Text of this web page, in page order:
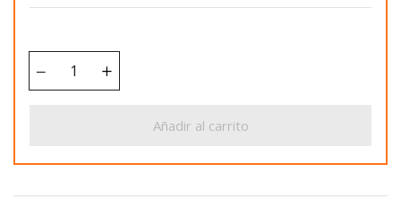
Añadir al carrito